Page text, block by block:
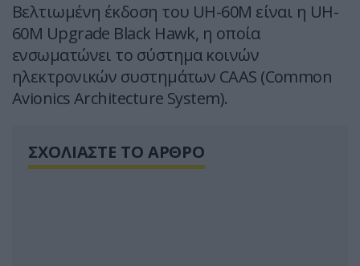
Βελτιωμένη έκδοση του UH-60M είναι η UH-
60M Upgrade Black Hawk, η οποία
ενσωματώνει το σύστημα κοινών
ηλεκτρονικών συστημάτων CAAS (Common
Avionics Architecture System).
ΣΧΟΛΙΑΣΤΕ ΤΟ ΑΡΘΡΟ